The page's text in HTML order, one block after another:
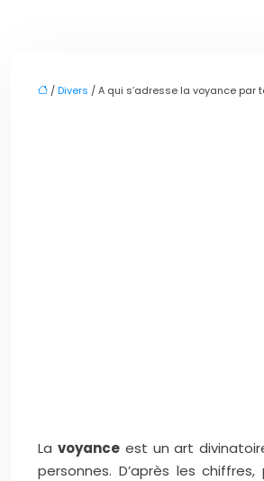
/Divers / A qui s’adresse la voyance par
La voyanceest un art
personnes. D’après les